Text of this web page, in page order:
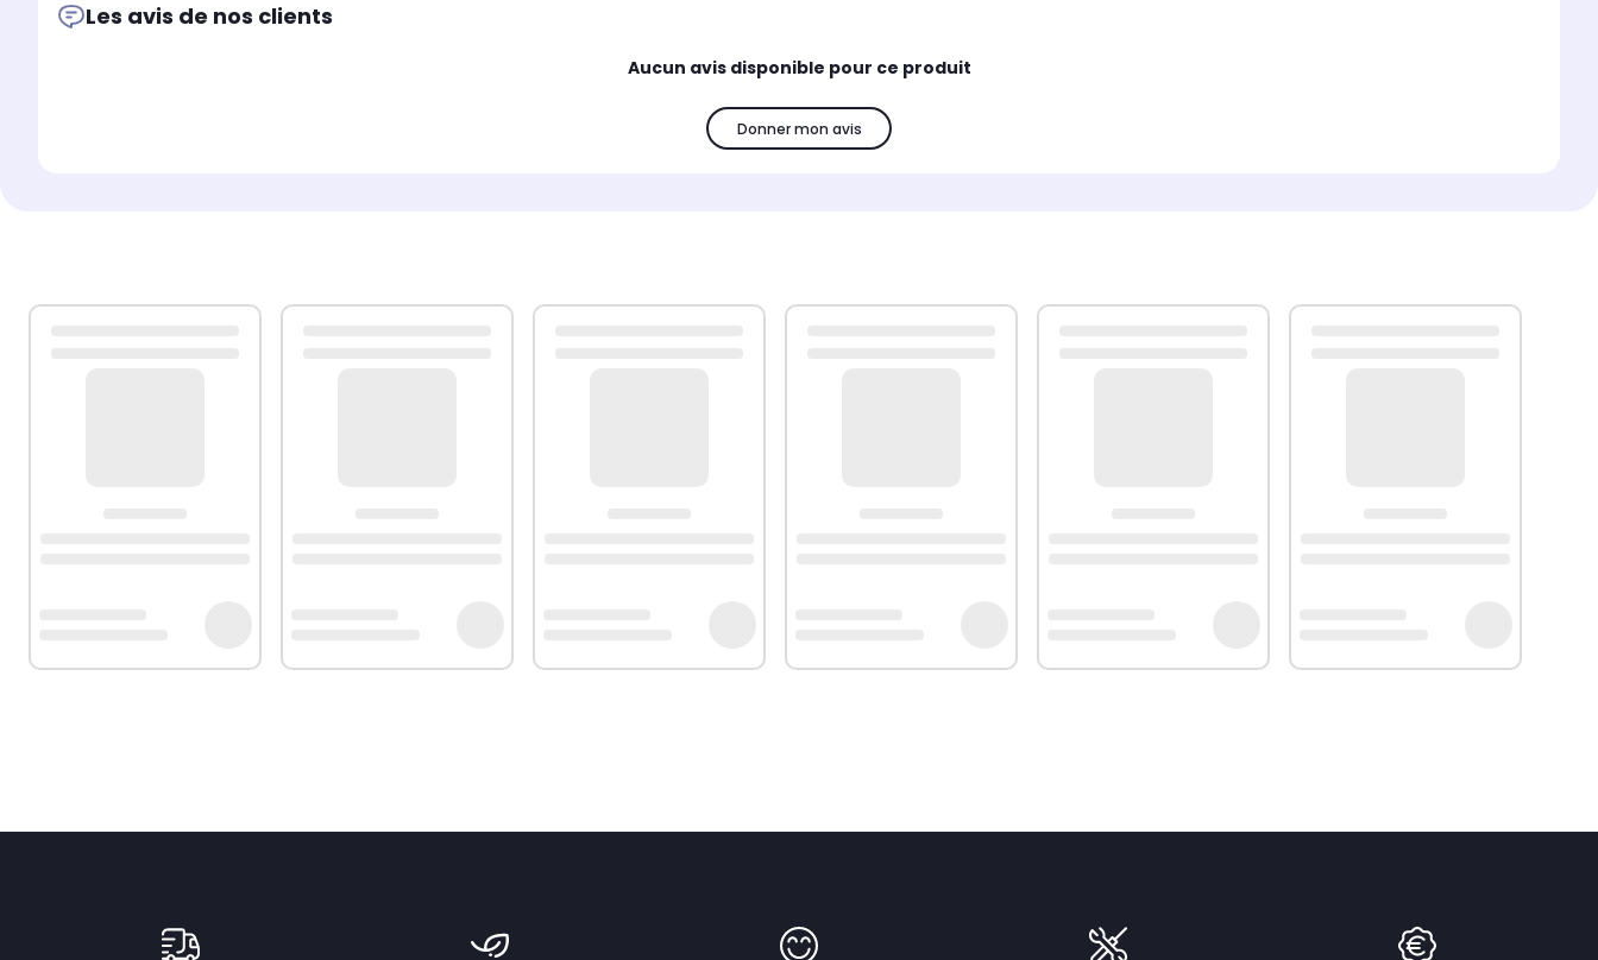
Les avis de nos clients
Aucun avis disponible pour ce produit
Donner mon avis